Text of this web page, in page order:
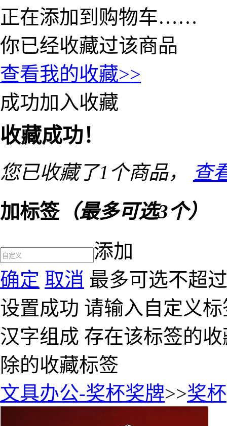
正在添加到购物车……
你已经收藏过该商品
查看我的收藏>>
成功加入收藏
收藏成功！
您已收藏了1 个商品，
查
加标签（最多可选3个）
添加
确定 取消 最多可选不超
设置成功 请输入自定义
汉字组成 存在该标签的
除的收藏标签
文具办公-奖杯奖牌>>奖杯